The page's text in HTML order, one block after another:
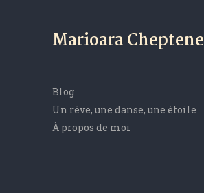
Marioara Cheptene
Blog
Un rêve, une danse, une étoile
À propos de moi